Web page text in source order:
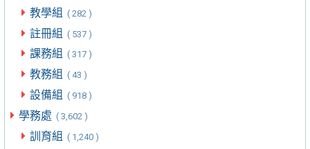
教學組 ( 282 )
註冊組 ( 537 )
課務組 ( 317 )
教務組 ( 43 )
設備組 ( 918 )
學務處 ( 3,602 )
訓育組 ( 1,240 )